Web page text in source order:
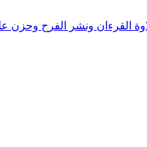
القرءان ونشر الفرح